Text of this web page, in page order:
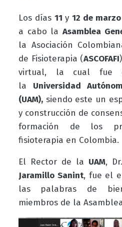
Los días 11 y12 de marzo
a cabo la Asamblea
la Asociación
de Fisioterapia (ASCOFAFI
virtual,
la cual fue
la Universidad
(UAM),siendo este un
yconstrucción de
formación de los
fisioterapia en Colombia.
El Rector de la UAM, Dr.
Jaramillo Sanint, fue el
las palabras de
miembros de la